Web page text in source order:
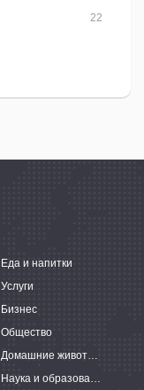
22
Еда и напитки
Услуги
Бизнес
Общество
Домашние животные
Наука и образование